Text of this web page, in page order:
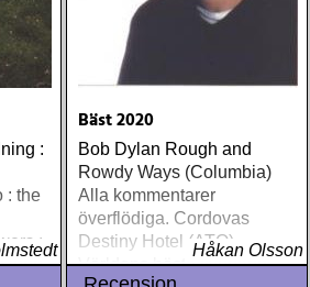
:
: the
:
john
Bäst 2020
Bob Dylan Rough and
Rowdy Ways (Columbia)
Alla kommentarer
överflödiga. Cordovas
Destiny Hotel (ATO)
Världens bästa liveband
Håkan Olsson